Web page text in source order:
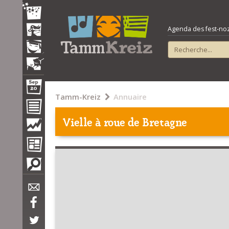
Agenda des fest-
Tamm-Kreiz Annuaire
Vielle à roue de Bretagne